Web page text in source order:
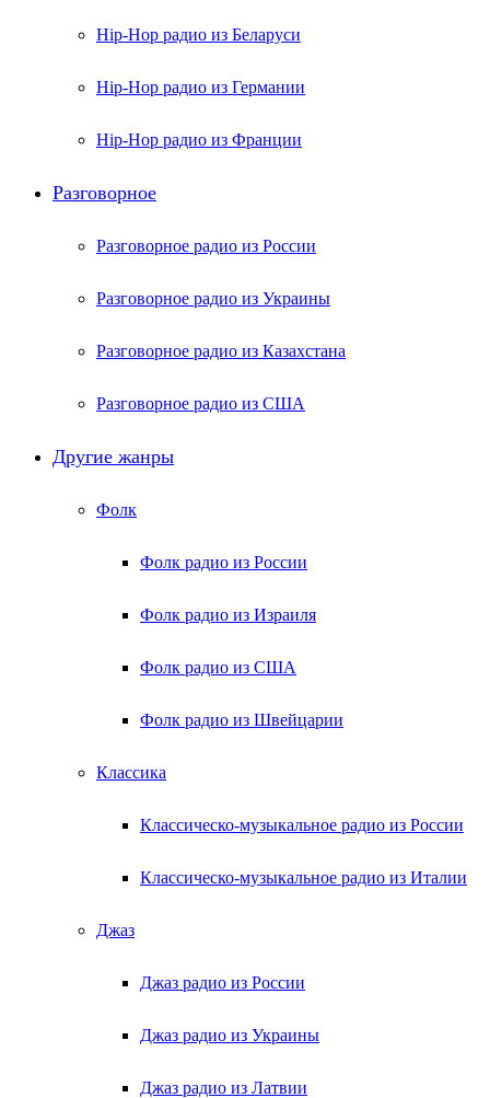
Hip-Hop радио из Беларуси
Hip-Hop радио из Германии
Hip-Hop радио из Франции
Разговорное
Разговорное радио из России
Разговорное радио из Украины
Разговорное радио из Казахстана
Разговорное радио из США
Другие жанры
Фолк
Фолк радио из России
Фолк радио из Израиля
Фолк радио из США
Фолк радио из Швейцарии
Классика
Классическо-музыкальное радио из России
Классическо-музыкальное радио из Италии
Джаз
Джаз радио из России
Джаз радио из Украины
Джаз радио из Латвии